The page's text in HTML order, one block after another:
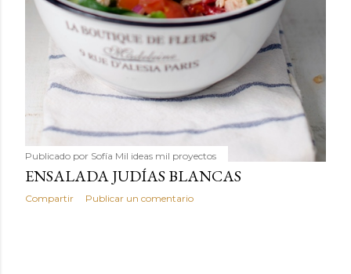
Publicado por Sofía Mil ideas mil proyectos
ENSALADA JUDÍAS BLANCAS
Compartir Publicar un comentario